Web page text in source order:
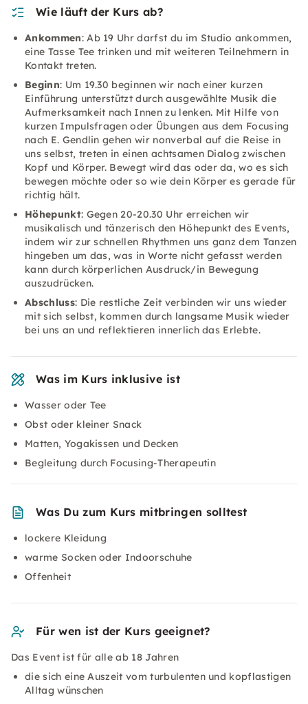
Wie läuft der Kurs ab?
Ankommen: Ab 19 Uhr darfst du im Studio ankommen,
eine Tasse Tee trinken und mit weiteren Teilnehmern in
Kontakt treten.
Beginn: Um 19.30 beginnen wir nach einer kurzen
Einführung unterstützt durch ausgewählte Musik die
Aufmerksamkeit nach Innen zu lenken. Mit Hilfe von
kurzen Impulsfragen oder Übungen aus dem Focusing
nach E. Gendlin gehen wir nonverbal auf die Reise in
uns selbst, treten in einen achtsamen Dialog zwischen
Kopf und Körper. Bewegt wird das oder da, wo es sich
bewegen möchte oder so wie dein Körper es gerade für
richtig hält.
Höhepunkt: Gegen 20-20.30 Uhr erreichen wir
musikalisch und tänzerisch den Höhepunkt des Events,
indem wir zur schnellen Rhythmen uns ganz dem Tanzen
hingeben um das, was in Worte nicht gefasst werden
kann durch körperlichen Ausdruck/in Bewegung
auszudrücken.
Abschluss: Die restliche Zeit verbinden wir uns wieder
mit sich selbst, kommen durch langsame Musik wieder
bei uns an und reflektieren innerlich das Erlebte.
Was im Kurs inklusive ist
Wasser oder Tee
Obst oder kleiner Snack
Matten, Yogakissen und Decken
Begleitung durch Focusing-Therapeutin
Was Du zum Kurs mitbringen solltest
lockere Kleidung
warme Socken oder Indoorschuhe
Offenheit
Für wen ist der Kurs geeignet?
Das Event ist für alle ab 18 Jahren
die sich eine Auszeit vom turbulenten und kopflastigen
Alltag wünschen